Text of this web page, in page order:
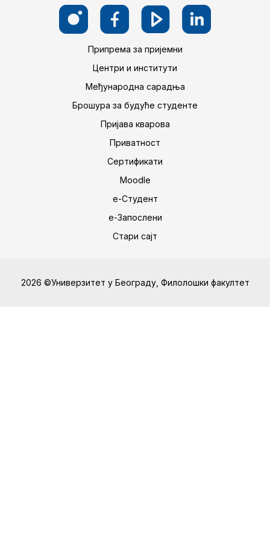
Припрема за пријемни
Центри и институти
Међународна сарадња
Брошура за будуће студенте
Пријава кварова
Приватност
Сертификати
Moodle
е-Студент
е-Запослени
Стари сајт
2026 ©Универзитет у Београду, Филолошки факултет